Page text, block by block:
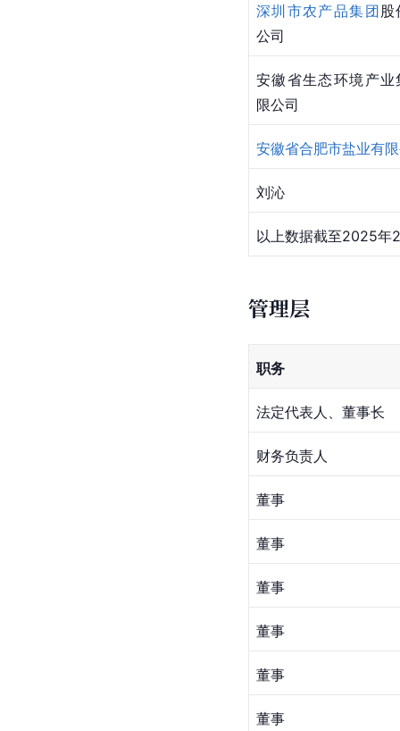
深圳市农产品集团 股
公司
安徽省生态环境产业
限公司
安徽省合肥市盐业有
刘沁
以上数据截至2025年
管理层
职务
法定代表人、董事长
财务负责人
董事
董事
董事
董事
董事
董事